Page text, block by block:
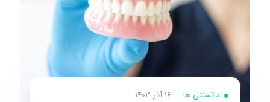
دانستنی ها 16 آذر 1403